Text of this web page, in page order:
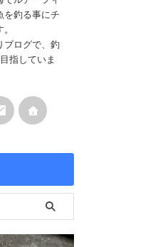
を釣る事にチ
ブログで、釣
指していま